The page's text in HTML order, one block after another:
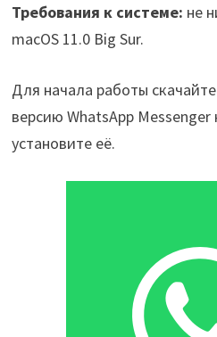
Требования к системе: не
macOS 11.0 Big Sur.
Для начала работы
версию WhatsApp
установите её.